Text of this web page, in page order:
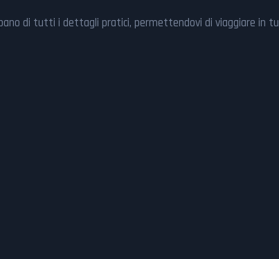
di tutti i dettagli pratici, permettendovi di viaggiare in